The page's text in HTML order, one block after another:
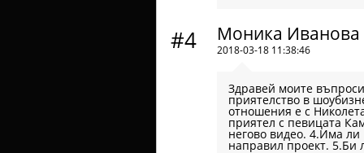
#4 Моника Иванова
2018-03-18 11:38:46
Здравей моите
приятелство в
отношения е с
приятел с певицата
негово видео. 4.Има ли
направил проект. 5.Би